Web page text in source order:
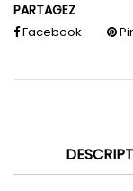
PARTAGEZ
Facebook